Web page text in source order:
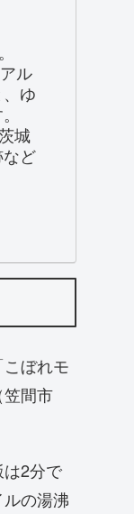
ル
ゆ
城
ど
ぼれモ
間市
2分で
の湯沸